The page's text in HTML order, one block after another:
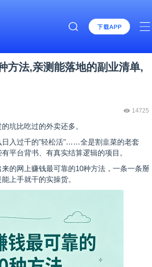
方法,亲测能落地的副业清单,
14725
坑比吃过的外卖还多。
日入过千的"轻松活"……全是割韭菜的老套
平台背书、有真实结算逻辑的项目。
的网上赚钱最可靠的10种方法，一条一条掰
上手就干的实操货。